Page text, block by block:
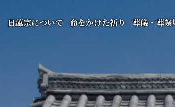
日蓮宗について 命をかけた祈り 葬儀・葬